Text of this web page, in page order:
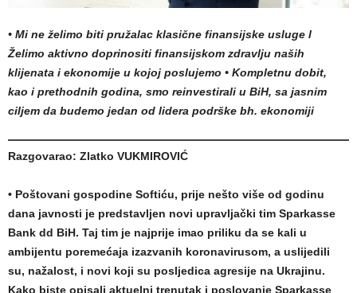
• Mi ne želimo biti pružalac klasične finansijske usluge l
Želimo aktivno doprinositi finansijskom zdravlju naših
klijenata i ekonomije u kojoj poslujemo • Kompletnu dobit,
kao i prethodnih godina, smo reinvestirali u BiH, sa jasnim
ciljem da budemo jedan od lidera podrške bh. ekonomiji
Razgovarao: Zlatko VUKMIROVIĆ
• Poštovani gospodine Softiću, prije nešto više od godinu
dana javnosti je predstavljen novi upravljački tim Sparkasse
Bank dd BiH. Taj tim je najprije imao priliku da se kali u
ambijentu poremećaja izazvanih koronavirusom, a uslijedili
su, nažalost, i novi koji su posljedica agresije na Ukrajinu.
Kako biste opisali aktuelni trenutak i poslovanje Sparkasse